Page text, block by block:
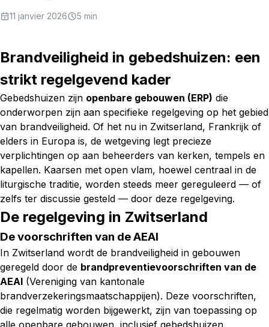
11 janvier 2026 5 min
Brandveiligheid in gebedshuizen: een
strikt regelgevend kader
Gebedshuizen zijn openbare gebouwen (ERP) die
onderworpen zijn aan specifieke regelgeving op het gebied
van brandveiligheid. Of het nu in Zwitserland, Frankrijk of
elders in Europa is, de wetgeving legt precieze
verplichtingen op aan beheerders van kerken, tempels en
kapellen. Kaarsen met open vlam, hoewel centraal in de
liturgische traditie, worden steeds meer gereguleerd — of
zelfs ter discussie gesteld — door deze regelgeving.
De regelgeving in Zwitserland
De voorschriften van de AEAI
In Zwitserland wordt de brandveiligheid in gebouwen
geregeld door de brandpreventievoorschriften van de
AEAI (Vereniging van kantonale
brandverzekeringsmaatschappijen). Deze voorschriften,
die regelmatig worden bijgewerkt, zijn van toepassing op
alle openbare gebouwen, inclusief gebedshuizen.